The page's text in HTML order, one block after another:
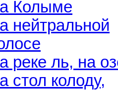
Колыме
нейтральной
реке ль, на
стол колоду,